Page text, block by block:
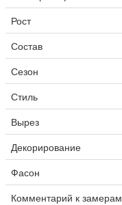
Рост
Состав
Сезон
Стиль
Вырез
Декорирование
Фасон
Комментарий к замерам